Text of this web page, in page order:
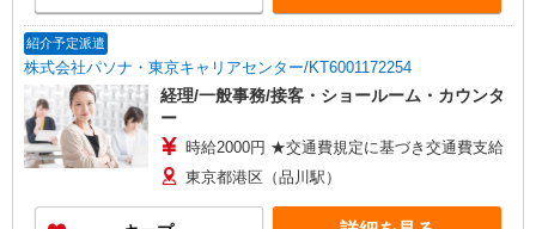
紹介予定派遣
株式会社パソナ・東京キャリアセンター/KT6001172254
経理/一般事務/接客・ショールーム・カウンタ
ー
時給2000円 ★交通費規定に基づき交通費支給
東京都港区（品川駅）